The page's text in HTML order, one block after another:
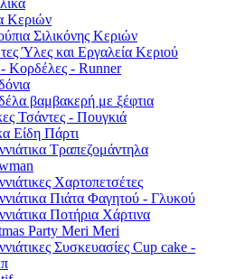
Κεριών
Σιλικόνης Κεριών
Ύλες και Εργαλεία Κεριού
Κορδέλες - Runner
βαμβακερή με ξέφτια
Τσάντες - Πουγκιά
Είδη Πάρτι
Τραπεζομάντηλα
Χαρτοπετσέτες
Πιάτα Φαγητού - Γλυκού
Ποτήρια Χάρτινα
Party Meri Meri
Συσκευασίες Cup cake -